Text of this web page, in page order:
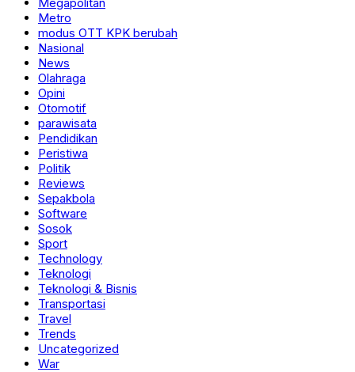
Metro
modus OTT KPK berubah
Nasional
News
Olahraga
Opini
Otomotif
parawisata
Pendidikan
Peristiwa
Politik
Reviews
Sepakbola
Software
Sosok
Sport
Technology
Teknologi
Teknologi & Bisnis
Transportasi
Travel
Trends
Uncategorized
War